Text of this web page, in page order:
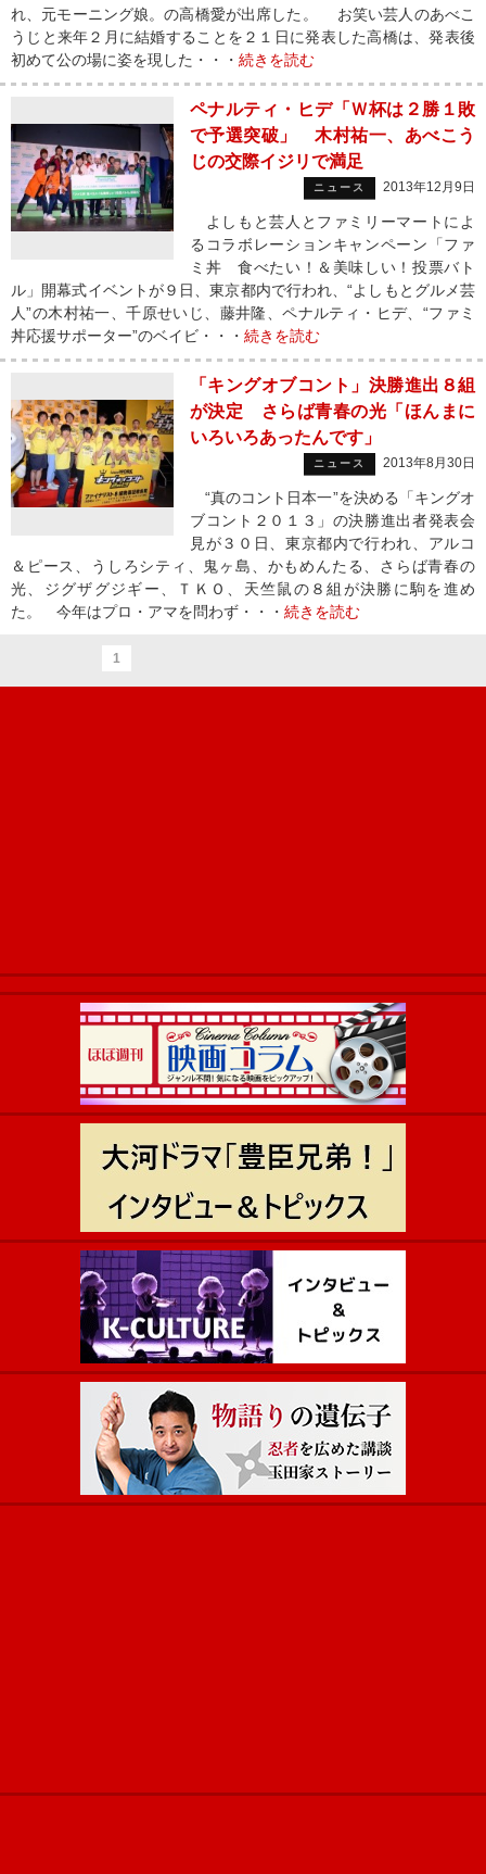
れ、元モーニング娘。の高橋愛が出席した。 お笑い芸人のあべこ
うじと来年２月に結婚することを２１日に発表した高橋は、発表後
初めて公の場に姿を現した・・・ 続きを読む
ペナルティ・ヒデ「Ｗ杯は２勝１敗
で予選突破」 木村祐一、あべこう
じの交際イジリで満足
ニュース 2013年12月9日
よしもと芸人とファミリーマートによ
るコラボレーションキャンペーン「ファ
ミ丼 食べたい！＆美味しい！投票バト
ル」開幕式イベントが９日、東京都内で行われ、“よしもとグルメ芸
人”の木村祐一、千原せいじ、藤井隆、ペナルティ・ヒデ、“ファミ
丼応援サポーター”のベイビ・・・ 続きを読む
「キングオブコント」決勝進出８組
が決定 さらば青春の光「ほんまに
いろいろあったんです」
ニュース 2013年8月30日
“真のコント日本一”を決める「キングオ
ブコント２０１３」の決勝進出者発表会
見が３０日、東京都内で行われ、アルコ
＆ピース、うしろシティ、鬼ヶ島、かもめんたる、さらば青春の
光、ジグザグジギー、ＴＫＯ、天竺鼠の８組が決勝に駒を進め
た。 今年はプロ・アマを問わず・・・ 続きを読む
1